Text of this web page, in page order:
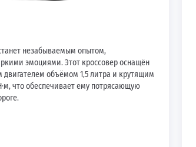
незабываемым опытом,
эмоциями. Этот кроссовер оснащён
двигателем объёмом 1,5 литра и крутящим
что обеспечивает ему потрясающую